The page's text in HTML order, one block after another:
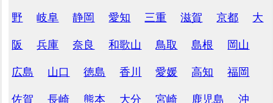
野 岐阜 静岡 愛知 三重 滋賀 京都 大
阪 兵庫 奈良 和歌山 鳥取 島根 岡山
広島 山口 徳島 香川 愛媛 高知 福岡
佐賀 長崎 熊本 大分 宮崎 鹿児島 沖